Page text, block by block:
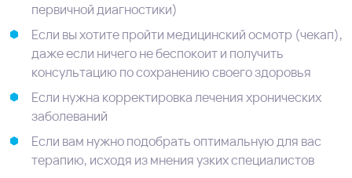
первичной диагностики)
Если вы хотите пройти медицинский осмотр (чекап),
даже если ничего не беспокоит и получить
консультацию по сохранению своего здоровья
Если нужна корректировка лечения хронических
заболеваний
Если вам нужно подобрать оптимальную для вас
терапию, исходя из мнения узких специалистов